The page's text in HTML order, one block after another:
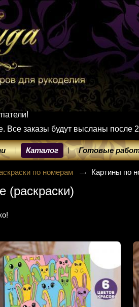
заказы будут высланы после
Каталог Готовые
по номерам Картины по
(раскраски)